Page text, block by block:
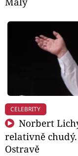
CELEBRITY
Norbert
relativně
Ostravě